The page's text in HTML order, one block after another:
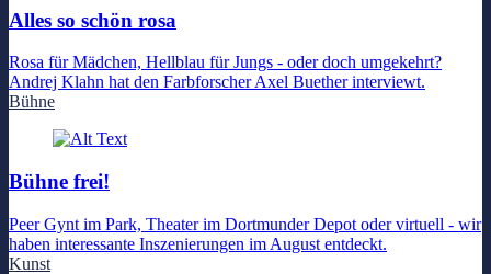
Alles so schön rosa
Rosa für Mädchen, Hellblau für Jungs - oder doch umgekehrt?
Andrej Klahn hat den Farbforscher Axel Buether interviewt.
Bühne
Bühne frei!
Peer Gynt im Park, Theater im Dortmunder Depot oder virtuell - wir
haben interessante Inszenierungen im August entdeckt.
Kunst